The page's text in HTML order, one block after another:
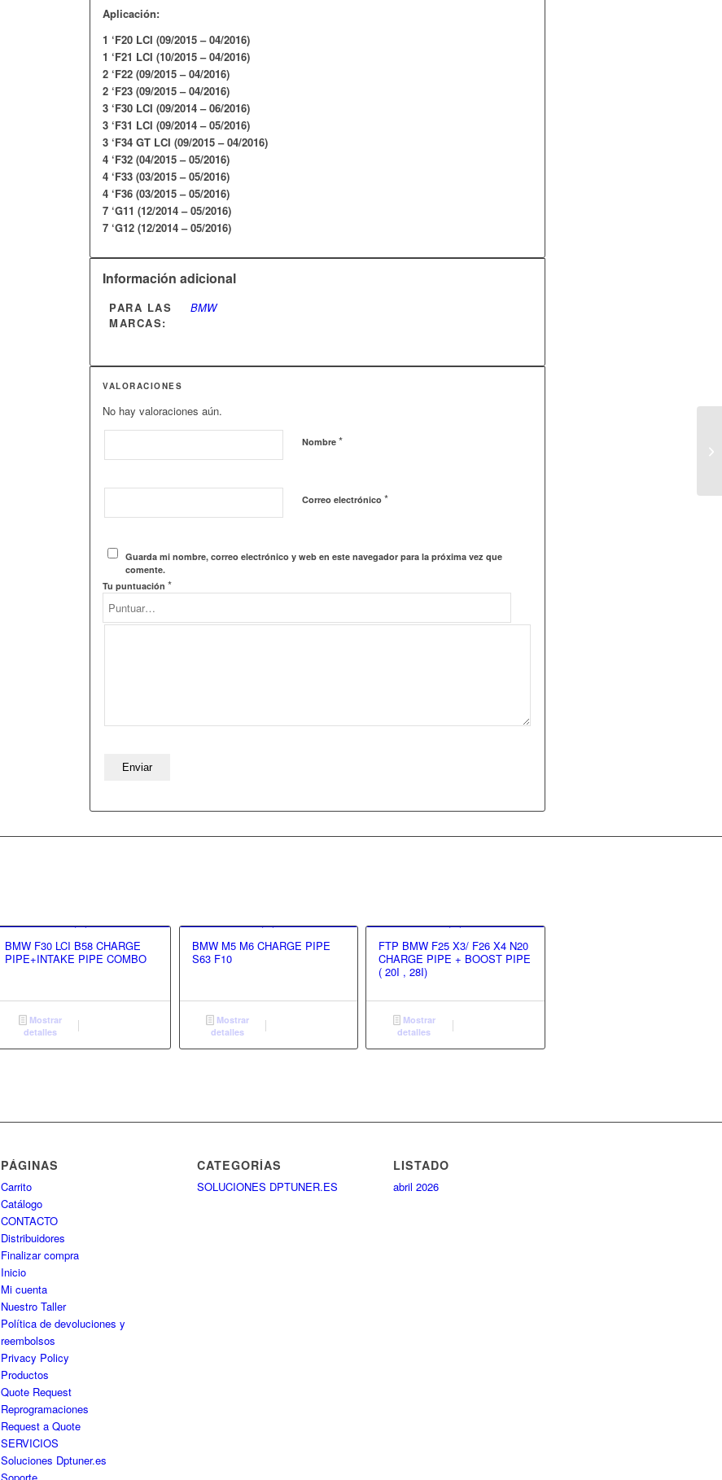
Aplicación:
1 ‘F20 LCI (09/2015 – 04/2016)
1 ‘F21 LCI (10/2015 – 04/2016)
2 ‘F22 (09/2015 – 04/2016)
2 ‘F23 (09/2015 – 04/2016)
3 ‘F30 LCI (09/2014 – 06/2016)
3 ‘F31 LCI (09/2014 – 05/2016)
3 ‘F34 GT LCI (09/2015 – 04/2016)
4 ‘F32 (04/2015 – 05/2016)
4 ‘F33 (03/2015 – 05/2016)
4 ‘F36 (03/2015 – 05/2016)
7 ‘G11 (12/2014 – 05/2016)
7 ‘G12 (12/2014 – 05/2016)
Información adicional
PARA LAS
MARCAS:
BMW
VALORACIONES
No hay valoraciones aún.
Nombre*
Correo electrónico*
Guarda mi nombre, correo electrónico y web en este navegador para la próxima vez que
comente.
Tu puntuación*
BMW F30 LCI B58 CHARGE
PIPE+INTAKE PIPE COMBO
Mostrar
detalles
BMW M5 M6 CHARGE PIPE
S63 F10
Mostrar
detalles
FTP BMW F25 X3/ F26 X4 N20
CHARGE PIPE + BOOST PIPE
( 20I , 28I)
Mostrar
detalles
PÁGINAS
Carrito
Catálogo
CONTACTO
Distribuidores
Finalizar compra
Inicio
Mi cuenta
Nuestro Taller
Política de devoluciones y
reembolsos
Privacy Policy
Productos
Quote Request
Reprogramaciones
Request a Quote
SERVICIOS
Soluciones Dptuner.es
CATEGORÍAS
SOLUCIONES DPTUNER.ES
LISTADO
abril 2026